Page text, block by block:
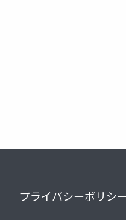
プライバシーポリシ